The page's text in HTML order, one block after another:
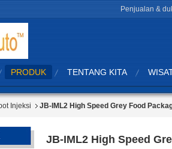
Penjualan &
PRODUK TENTANG KITA
Injeksi JB-IML2 High Speed Grey Food
JB-IML2 High Speed